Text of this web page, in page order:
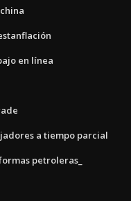
en línea
a tiempo parcial
petroleras_